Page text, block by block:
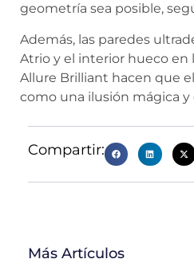
geometría sea posible,
Además, las paredes
Atrio y el interior hueco en
Allure Brilliant hacen que
como una ilusión mágica y
Compartir:
Más Artículos